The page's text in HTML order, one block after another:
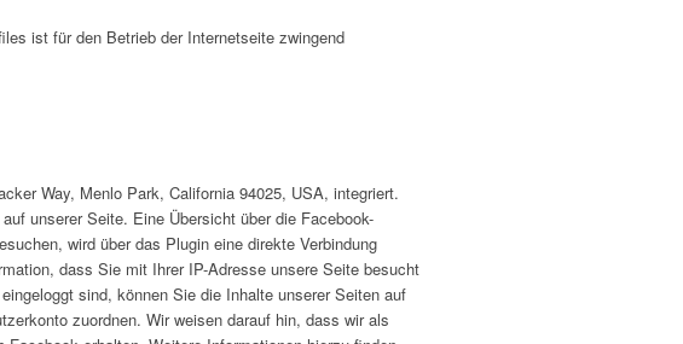
ist für den Betrieb der Internetseite zwingend
Way, Menlo Park, California 94025, USA, integriert.
unserer Seite. Eine Übersicht über die Facebook-
wird über das Plugin eine direkte Verbindung
dass Sie mit Ihrer IP-Adresse unsere Seite besucht
sind, können Sie die Inhalte unserer Seiten auf
zuordnen. Wir weisen darauf hin, dass wir als